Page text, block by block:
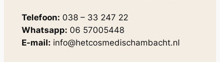
Telefoon: 038 – 33 247 22
Whatsapp: 06 57005448
E-mail: info@hetcosmedischambacht.nl